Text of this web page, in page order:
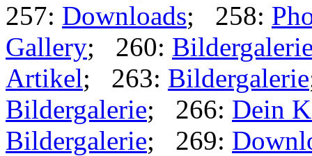
257: Downloads; 258:
Gallery; 260:
Artikel; 263: Bildergalerie
Bildergalerie; 266: Dein
Bildergalerie; 269: